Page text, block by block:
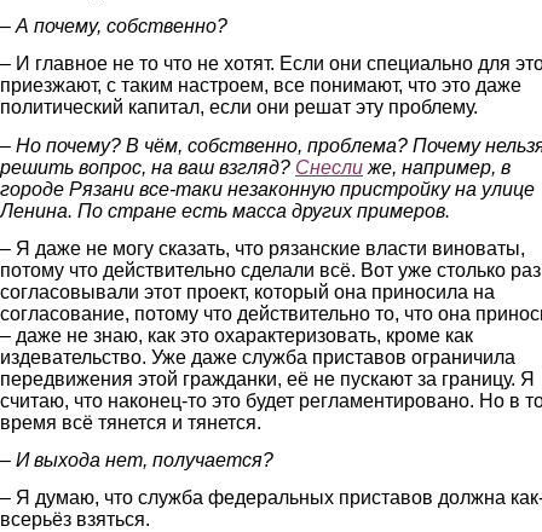
– А почему, собственно?
– И главное не то что не хотят. Если они специально для
приезжают, с таким настроем, все понимают, что это даже
политический капитал, если они решат эту проблему.
– Но почему? В чём, собственно, проблема? Почему
решить вопрос, на ваш взгляд? Снесли же, например, в
городе Рязани все-таки незаконную пристройку на улице
Ленина. По стране есть масса других примеров.
– Я даже не могу сказать, что рязанские власти виноваты,
потому что действительно сделали всё. Вот уже столько
согласовывали этот проект, который она приносила на
согласование, потому что действительно то, что она
– даже не знаю, как это охарактеризовать, кроме как
издевательство. Уже даже служба приставов ограничила
передвижения этой гражданки, её не пускают за границу. Я
считаю, что наконец-то это будет регламентировано. Но в
время всё тянется и тянется.
– И выхода нет, получается?
– Я думаю, что служба федеральных приставов должна
всерьёз взяться.